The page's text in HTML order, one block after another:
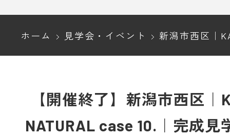
ホーム 見学会・イベント 新潟市西区｜KAJIRAKU
【開催終了】新潟市西区｜
NATURAL case 10.｜完成見